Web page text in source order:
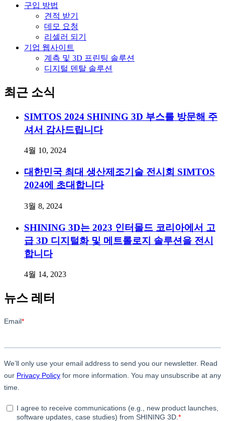
구입 방법
견적 받기
데모 요청
리셀러 되기
기업 웹사이트
계측 및 3D 프린팅 솔루션
디지털 덴탈 솔루션
최근 소식
SIMTOS 2024 SHINING 3D 부스를 방문해 주
셔서 감사드립니다
4월 10, 2024
대한민국 최대 생산제조기술 전시회 SIMTOS
2024에 초대합니다
3월 8, 2024
SHINING 3D는 2023 인터몰드 코리아에서 고
급 3D 디지털화 및 메트롤로지 솔루션을 전시
합니다
4월 14, 2023
뉴스 레터